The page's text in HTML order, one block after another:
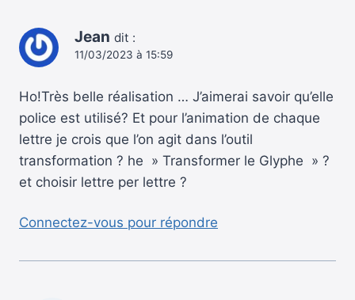
Jean dit :
11/03/2023 à 15:59
Ho!Très belle réalisation … J’aimerai savoir qu’elle
police est utilisé? Et pour l’animation de chaque
lettre je crois que l’on agit dans l’outil
transformation ? he » Transformer le Glyphe » ?
et choisir lettre per lettre ?
Connectez-vous pour répondre